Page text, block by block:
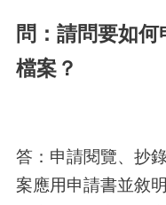
問：請問要如
檔案？
答：申請閱覽、抄
案應用申請書並敘